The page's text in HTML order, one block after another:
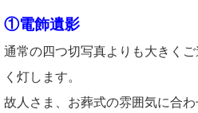
①電飾遺影
通常の四つ切写真よりも大きく
く灯します。
故人さま、お葬式の雰囲気に合